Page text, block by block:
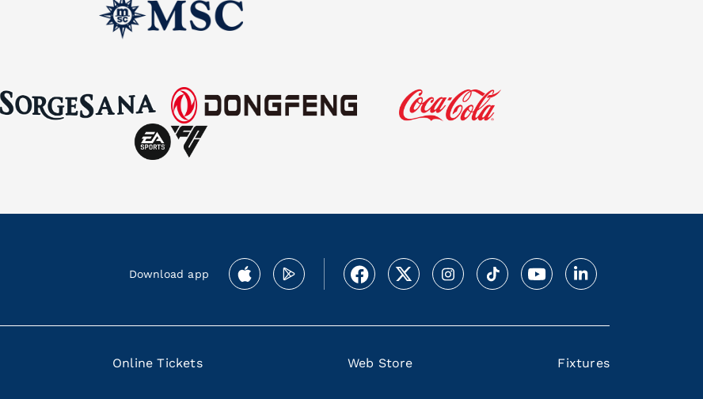
Download app
Online Tickets Web Store Fixtures